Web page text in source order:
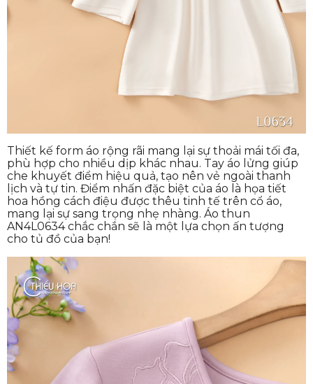
Thiết kế form áo rộng rãi mang lại sự thoải mái tối đa,
phù hợp cho nhiều dịp khác nhau. Tay áo lửng giúp
che khuyết điểm hiệu quả, tạo nên vẻ ngoài thanh
lịch và tự tin. Điểm nhấn đặc biệt của áo là họa tiết
hoa hồng cách điệu được thêu tinh tế trên cổ áo,
mang lại sự sang trọng nhẹ nhàng. Áo thun
AN4L0634 chắc chắn sẽ là một lựa chọn ấn tượng
cho tủ đồ của bạn!